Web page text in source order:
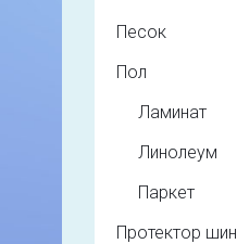
Песок
Пол
Ламинат
Линолеум
Паркет
Протектор шин